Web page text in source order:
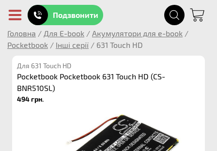
Подзвонити
Головна / Для E-book / Акумулятори для e-book /
Pocketbook / Інші серії / 631 Touch HD
Для 631 Touch HD
Pocketbook Pocketbook 631 Touch HD (CS-
BNR510SL)
494 грн.